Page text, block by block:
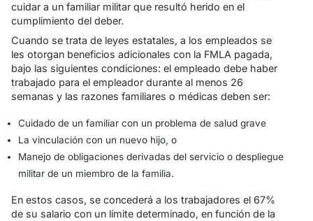
cuidar a un familiar militar que resultó herido en el
cumplimiento del deber.
Cuando se trata de leyes estatales, a los empleados se
les otorgan beneficios adicionales con la FMLA pagada,
bajo las siguientes condiciones: el empleado debe haber
trabajado para el empleador durante al menos 26
semanas y las razones familiares o médicas deben ser:
Cuidado de un familiar con un problema de salud grave
La vinculación con un nuevo hijo, o
Manejo de obligaciones derivadas del servicio o despliegue
militar de un miembro de la familia.
En estos casos, se concederá a los trabajadores el 67%
de su salario con un límite determinado, en función de la